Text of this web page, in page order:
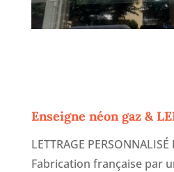
Enseigne néon gaz &
LETTRAGE
Fabrication française par